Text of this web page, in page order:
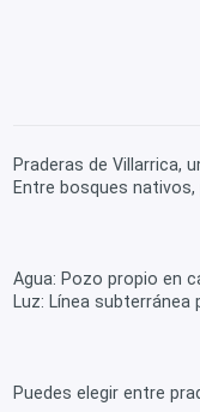
Praderas de Villarrica,
Entre bosques
Agua: Pozo propio en
Luz: Línea
Puedes elegir entre